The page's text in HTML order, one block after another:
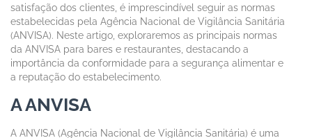
satisfação dos clientes, é imprescindível seguir as normas
estabelecidas pela Agência Nacional de Vigilância Sanitária
(ANVISA). Neste artigo, exploraremos as principais normas
da ANVISA para bares e restaurantes, destacando a
importância da conformidade para a segurança alimentar e
a reputação do estabelecimento.
A ANVISA
A ANVISA (Agência Nacional de Vigilância Sanitária) é uma